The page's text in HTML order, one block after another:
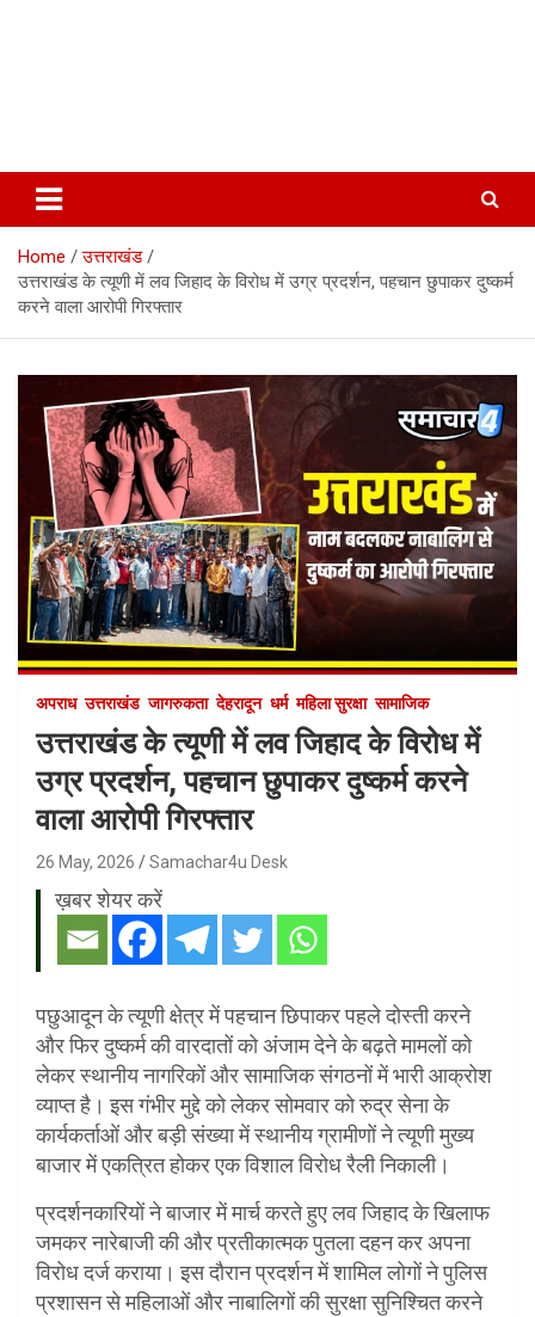
Home
उत्तराखंड
उत्तराखंड के त्यूणी में लव जिहाद के विरोध में उग्र प्रदर्शन, पहचान छुपाकर दुष्कर्म
करने वाला आरोपी गिरफ्तार
अपराध उत्तराखंड जागरुकता देहरादून धर्म महिला सुरक्षा सामाजिक
उत्तराखंड के त्यूणी में लव जिहाद के विरोध में
उग्र प्रदर्शन, पहचान छुपाकर दुष्कर्म करने
वाला आरोपी गिरफ्तार
26 May, 2026 Samachar4u Desk
ख़बर शेयर करें
पछुआदून के त्यूणी क्षेत्र में पहचान छिपाकर पहले दोस्ती करने
और फिर दुष्कर्म की वारदातों को अंजाम देने के बढ़ते मामलों को
लेकर स्थानीय नागरिकों और सामाजिक संगठनों में भारी आक्रोश
व्याप्त है। इस गंभीर मुद्दे को लेकर सोमवार को रुद्र सेना के
कार्यकर्ताओं और बड़ी संख्या में स्थानीय ग्रामीणों ने त्यूणी मुख्य
बाजार में एकत्रित होकर एक विशाल विरोध रैली निकाली।
प्रदर्शनकारियों ने बाजार में मार्च करते हुए लव जिहाद के खिलाफ
जमकर नारेबाजी की और प्रतीकात्मक पुतला दहन कर अपना
विरोध दर्ज कराया। इस दौरान प्रदर्शन में शामिल लोगों ने पुलिस
प्रशासन से महिलाओं और नाबालिगों की सुरक्षा सुनिश्चित करने